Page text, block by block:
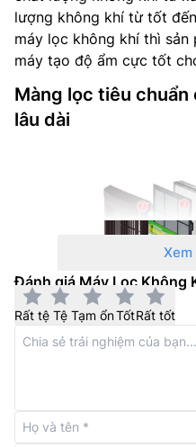
:Lọc tạo ẩm thời gian sử
Hẹn giờ tắt:Có (2h hoặc 4h)
Kích thước (Cao x Rộng x
lượng không khí từ tốt
máy lọc không khí thì sản
máy tạo độ ẩm cực tốt
Màng lọc tiêu
lâu dài
Màng lọc thô: Loại
Đánh giá Máy Lọc Không
Rất tệ Tệ Tạm ổnTốtRất tốt